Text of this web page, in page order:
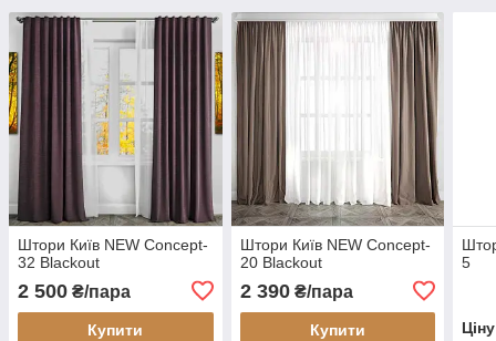
Штори Київ NEW Concept-
32 Blackout
2 500 ₴/пара
Купити
Штори Київ NEW Concept-
20 Blackout
2 390₴/пара
Купити
5